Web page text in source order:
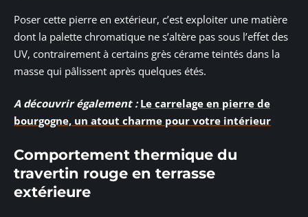
Poser cette pierre en extérieur, c’est exploiter une matière
dont la palette chromatique ne s’altère pas sous l’effet des
UV, contrairement à certains grès cérame teintés dans la
masse qui pâlissent après quelques étés.
A découvrir également : Le carrelage en pierre de
bourgogne, un atout charme pour votre intérieur
Comportement thermique du
travertin rouge en terrasse
extérieure